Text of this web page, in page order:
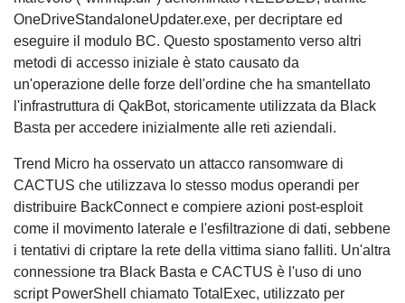
OneDriveStandaloneUpdater.exe, per decriptare ed
eseguire il modulo BC. Questo spostamento verso altri
metodi di accesso iniziale è stato causato da
un'operazione delle forze dell'ordine che ha smantellato
l'infrastruttura di QakBot, storicamente utilizzata da Black
Basta per accedere inizialmente alle reti aziendali.
Trend Micro ha osservato un attacco ransomware di
CACTUS che utilizzava lo stesso modus operandi per
distribuire BackConnect e compiere azioni post-esploit
come il movimento laterale e l'esfiltrazione di dati, sebbene
i tentativi di criptare la rete della vittima siano falliti. Un'altra
connessione tra Black Basta e CACTUS è l'uso di uno
script PowerShell chiamato TotalExec, utilizzato per